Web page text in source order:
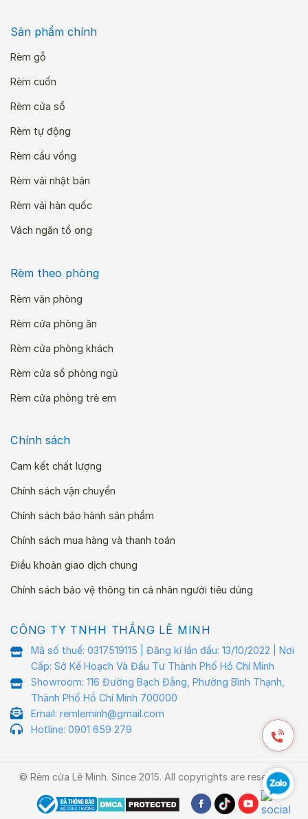
Sản phẩm chính
Rèm gỗ
Rèm cuốn
Rèm cửa sổ
Rèm tự động
Rèm cầu vồng
Rèm vải nhật bản
Rèm vải hàn quốc
Vách ngăn tổ ong
Rèm theo phòng
Rèm văn phòng
Rèm cửa phòng ăn
Rèm cửa phòng khách
Rèm cửa sổ phòng ngủ
Rèm cửa phòng trẻ em
Chính sách
Cam kết chất lượng
Chính sách vận chuyển
Chính sách bảo hành sản phẩm
Chính sách mua hàng và thanh toán
Điều khoản giao dịch chung
Chính sách bảo vệ thông tin cá nhân người tiêu dùng
CÔNG TY TNHH THẮNG LÊ MINH
Mã số thuế: 0317519115 | Đăng kí lần đầu: 13/10/2022 | Nơi
Cấp: Sở Kế Hoạch Và Đầu Tư Thành Phố Hồ Chí Minh
Showroom: 116 Đường Bạch Đằng, Phường Bình Thạnh,
Thành Phố Hồ Chí Minh 700000
Email: remleminh@gmail.com
Hotline: 0901 659 279
© Rèm cửa Lê Minh. Since 2015. All copyrights are reserved.